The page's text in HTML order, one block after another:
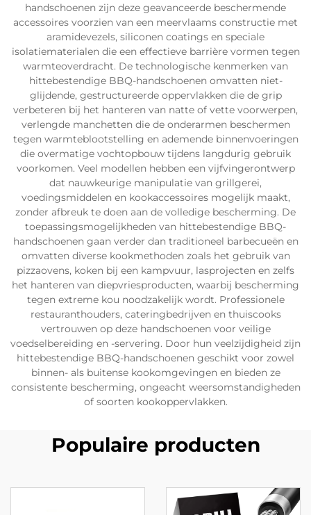
handschoenen zijn deze geavanceerde beschermende
accessoires voorzien van een meervlaams constructie met
aramidevezels, siliconen coatings en speciale
isolatiematerialen die een effectieve barrière vormen tegen
warmteoverdracht. De technologische kenmerken van
hittebestendige BBQ-handschoenen omvatten niet-
glijdende, gestructureerde oppervlakken die de grip
verbeteren bij het hanteren van natte of vette voorwerpen,
verlengde manchetten die de onderarmen beschermen
tegen warmteblootstelling en ademende binnenvoeringen
die overmatige vochtopbouw tijdens langdurig gebruik
voorkomen. Veel modellen hebben een vijfvingerontwerp
dat nauwkeurige manipulatie van grillgerei,
voedingsmiddelen en kookaccessoires mogelijk maakt,
zonder afbreuk te doen aan de volledige bescherming. De
toepassingsmogelijkheden van hittebestendige BBQ-
handschoenen gaan verder dan traditioneel barbecueën en
omvatten diverse kookmethoden zoals het gebruik van
pizzaovens, koken bij een kampvuur, lasprojecten en zelfs
het hanteren van diepvriesproducten, waarbij bescherming
tegen extreme kou noodzakelijk wordt. Professionele
restauranthouders, cateringbedrijven en thuiscooks
vertrouwen op deze handschoenen voor veilige
voedselbereiding en -servering. Door hun veelzijdigheid zijn
hittebestendige BBQ-handschoenen geschikt voor zowel
binnen- als buitense kookomgevingen en bieden ze
consistente bescherming, ongeacht weersomstandigheden
of soorten kookoppervlakken.
Populaire producten